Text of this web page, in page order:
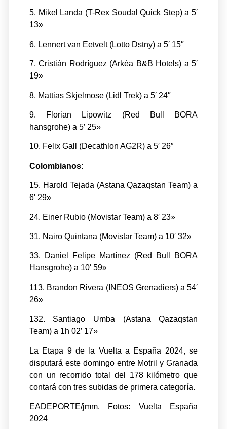
5. Mikel Landa (T-Rex Soudal Quick Step) a 5′
13»
6. Lennert van Eetvelt (Lotto Dstny) a 5′ 15″
7. Cristián Rodríguez (Arkéa B&B Hotels) a 5′
19»
8. Mattias Skjelmose (Lidl Trek) a 5′ 24″
9. Florian Lipowitz (Red Bull BORA
hansgrohe) a 5′ 25»
10. Felix Gall (Decathlon AG2R) a 5′ 26″
Colombianos:
15. Harold Tejada (Astana Qazaqstan Team) a
6′ 29»
24. Einer Rubio (Movistar Team) a 8′ 23»
31. Nairo Quintana (Movistar Team) a 10′ 32»
33. Daniel Felipe Martínez (Red Bull BORA
Hansgrohe) a 10′ 59»
113. Brandon Rivera (INEOS Grenadiers) a 54′
26»
132. Santiago Umba (Astana Qazaqstan
Team) a 1h 02′ 17»
La Etapa 9 de la Vuelta a España 2024, se
disputará este domingo entre Motril y Granada
con un recorrido total del 178 kilómetro que
contará con tres subidas de primera categoría.
EADEPORTE/jmm. Fotos: Vuelta España
2024